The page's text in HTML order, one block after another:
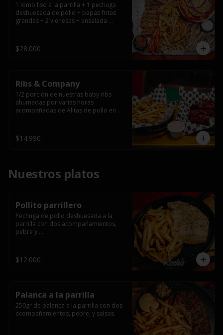
1 lomo liso a la parrilla + 1 pechuga
deshuesada de pollo + papas fritas
grandes + 2 vienesas + ensalada
$28.000
Ribs & Company
1/2 porción de nuestras baby ribs
ahumadas por varias horas
acompañadas de Alitas de pollo en
$14.990
Nuestros platos
Pollito parrillero
Pechuga de pollo deshuesada a la
parrilla con dos acompañamientos,
pebre y
$12.000
Palanca a la parrilla
250gr de palanca a la parrilla con dos
acompañamientos, pebre, y salsas.